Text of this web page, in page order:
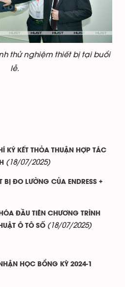
thử nghiệm thiết bị tại buổi
lễ.
KÝ KẾT THỎA THUẬN HỢP TÁC
(18/07/2025)
BỊ ĐO LƯỜNG CỦA ENDRESS +
ĐẦU TIÊN CHƯƠNG TRÌNH
Ô TÔ SỐ (18/07/2025)
HỌC BỔNG KỲ 2024-1